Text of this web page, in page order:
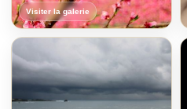
Visiter la galerie